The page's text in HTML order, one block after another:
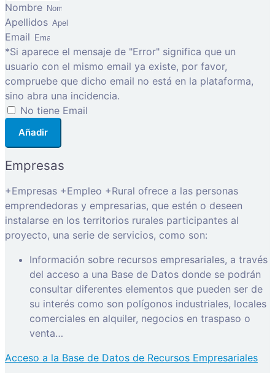
Nombre
Apellidos
Email
*Si aparece el mensaje de "Error" significa que un
usuario con el mismo email ya existe, por favor,
compruebe que dicho email no está en la plataforma,
sino abra una incidencia.
No tiene Email
Añadir
Empresas
+Empresas +Empleo +Rural ofrece a las personas
emprendedoras y empresarias, que estén o deseen
instalarse en los territorios rurales participantes al
proyecto, una serie de servicios, como son:
Información sobre recursos empresariales, a través
del acceso a una Base de Datos donde se podrán
consultar diferentes elementos que pueden ser de
su interés como son polígonos industriales, locales
comerciales en alquiler, negocios en traspaso o
venta…
Acceso a la Base de Datos de Recursos Empresariales